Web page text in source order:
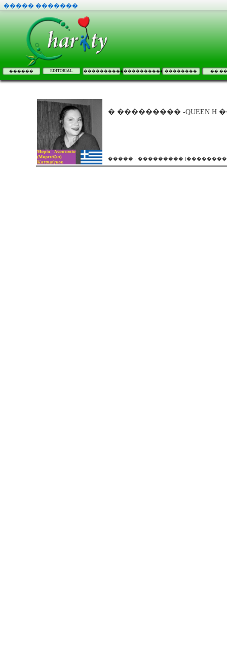
����� �������
������ EDITORIAL �������������������� �������� ��
� ��������� -QUEEN
����� - ��������� (���������)